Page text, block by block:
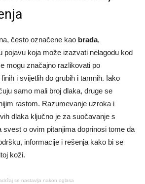
često označene kao brada,
pojavu koja može izazvati nelagodu kod
mogu značajno razlikovati po
i svijetlih do grubih i tamnih. Iako
samo mali broj dlaka, druge se
rastom. Razumevanje uzroka i
dlaka ključno je za suočavanje s
svest o ovim pitanjima doprinosi tome da
informacije i rešenja kako bi se
koži.
se nastavlja nakon oglasa